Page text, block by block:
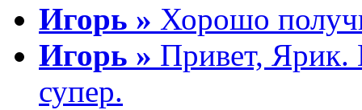
Игорь » Хорошо
Игорь » Привет, Ярик.
супер.